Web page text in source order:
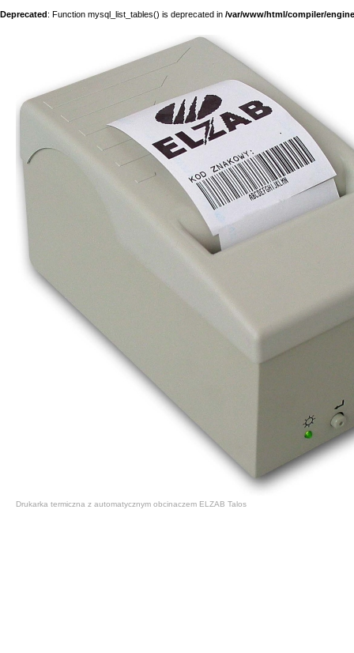
Deprecated: Function mysql_list_tables() is deprecated in /var/www/html/compiler/
Drukarka termiczna z automatycznym obcinaczem ELZAB Talos